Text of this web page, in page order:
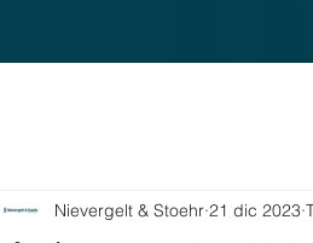
Nievergelt & Stoehr 21 dic 2023